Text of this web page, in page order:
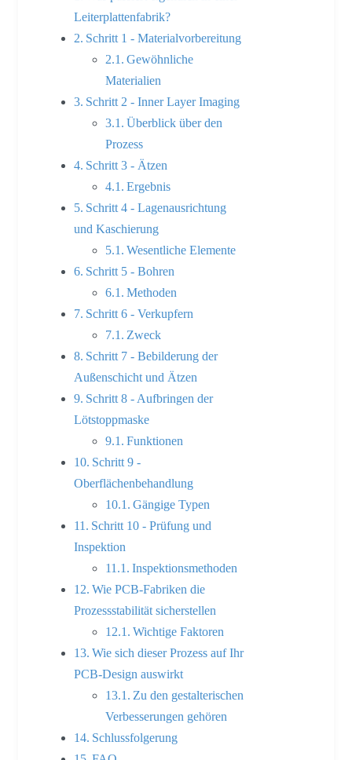
Leiterplattenfabrik?
Schritt 1 - Materialvorbereitung
Gewöhnliche
Materialien
Schritt 2 - Inner Layer Imaging
Überblick über den
Prozess
Schritt 3 - Ätzen
Ergebnis
Schritt 4 - Lagenausrichtung
und Kaschierung
Wesentliche Elemente
Schritt 5 - Bohren
Methoden
Schritt 6 - Verkupfern
Zweck
Schritt 7 - Bebilderung der
Außenschicht und Ätzen
Schritt 8 - Aufbringen der
Lötstoppmaske
Funktionen
Schritt 9 -
Oberflächenbehandlung
Gängige Typen
Schritt 10 - Prüfung und
Inspektion
Inspektionsmethoden
Wie PCB-Fabriken die
Prozessstabilität sicherstellen
Wichtige Faktoren
Wie sich dieser Prozess auf Ihr
PCB-Design auswirkt
Zu den gestalterischen
Verbesserungen gehören
Schlussfolgerung